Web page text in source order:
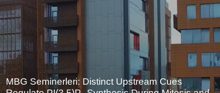
MBG Seminerleri: Distinct Upstream Cues